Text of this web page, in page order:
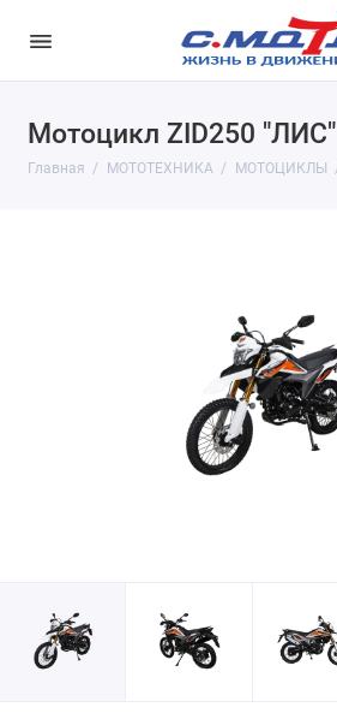
Мотоцикл ZID250 "ЛИС"
Главная МОТОТЕХНИКА МОТОЦИКЛЫ